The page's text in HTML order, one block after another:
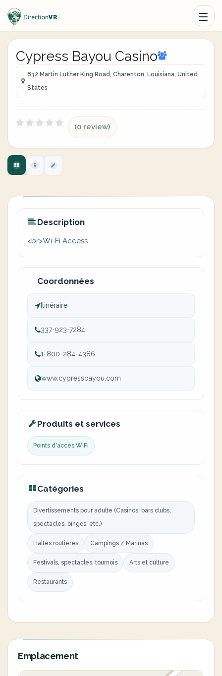
Cypress Bayou Casino
832 Martin Luther King Road, Charenton, Louisiana, United
States
(0 review)
Description
<br>Wi-Fi Access
Coordonnées
Itinéraire
337-923-7284
1-800-284-4386
www.cypressbayou.com
Produits et services
Points d'accès WiFi
Catégories
Divertissements pour adulte (Casinos, bars clubs,
spectacles, bingos, etc.)
Haltes routières Campings / Marinas
Festivals, spectacles, tournois Arts et culture
Restaurants
Emplacement